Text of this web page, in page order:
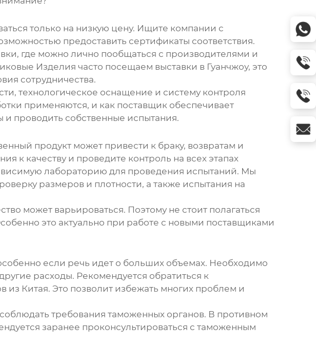
только на низкую цену. Ищите компании с
предоставить сертификаты соответствия.
где можно лично пообщаться с производителями и
Изделия часто посещаем выставки в Гуанчжоу, это
сотрудничества.
технологическое оснащение и систему контроля
применяются, и как поставщик обеспечивает
и проводить собственные испытания.
продукт может привести к браку, возвратам и
к качеству и проведите контроль на всех этапах
лабораторию для проведения испытаний. Мы
размеров и плотности, а также испытания на
может варьироваться. Поэтому не стоит полагаться
это актуально при работе с новыми поставщиками
если речь идет о больших объемах. Необходимо
расходы. Рекомендуется обратиться к
из Китая. Это позволит избежать многих проблем и
требования таможенных органов. В противном
заранее проконсультироваться с таможенным